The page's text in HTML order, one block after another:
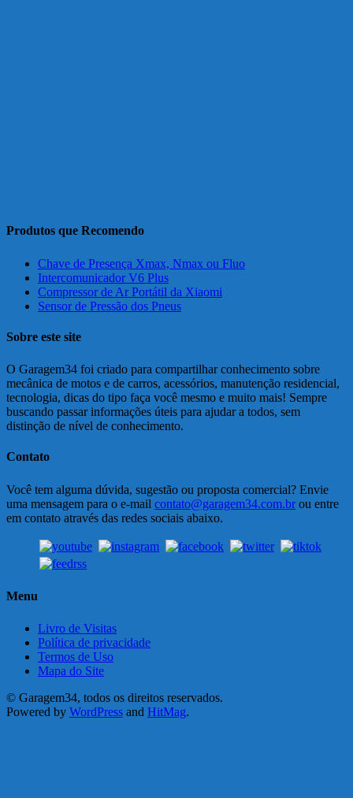
Produtos que Recomendo
Chave de Presença Xmax, Nmax ou Fluo
Intercomunicador V6 Plus
Compressor de Ar Portátil da Xiaomi
Sensor de Pressão dos Pneus
Sobre este site
O Garagem34 foi criado para compartilhar conhecimento sobre
mecânica de motos e de carros, acessórios, manutenção residencial,
tecnologia, dicas do tipo faça você mesmo e muito mais! Sempre
buscando passar informações úteis para ajudar a todos, sem
distinção de nível de conhecimento.
Contato
Você tem alguma dúvida, sugestão ou proposta comercial? Envie
uma mensagem para o e-mail contato@garagem34.com.br ou entre
em contato através das redes sociais abaixo.
Menu
Livro de Visitas
Política de privacidade
Termos de Uso
Mapa do Site
© Garagem34, todos os direitos reservados.
Powered by WordPress and HitMag.